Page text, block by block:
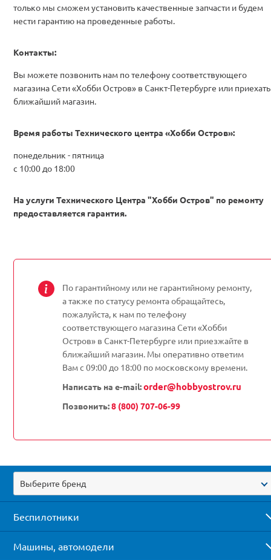
только мы сможем установить качественные запчасти и будем
нести гарантию на проведенные работы.
Контакты:
Вы можете позвонить нам по телефону соответствующего
магазина Сети «Хобби Остров» в Санкт-Петербурге или
ближайший магазин.
Время работы Технического центра «Хобби Остров»:
понедельник - пятница
с 10:00 до 18:00
На услуги Технического Центра "Хобби Остров" по ремонту
предоставляется гарантия.
По гарантийному или не гарантийному ремонту,
а также по статусу ремонта обращайтесь,
пожалуйста, к нам по телефону
соответствующего магазина Сети «Хобби
Остров» в Санкт-Петербурге или приезжайте в
ближайший магазин. Мы оперативно ответим
Вам с 09:00 до 18:00 по московскому времени.
Написать на e-mail:order@hobbyostrov.ru
Позвонить:8 (800) 707-06-99
Выберите бренд
Беспилотники
Машины, автомодели